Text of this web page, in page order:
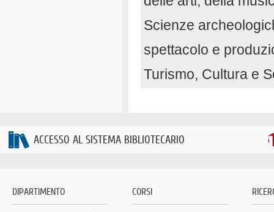
Scienze
spettacolo e
Turismo, Cultura e
ACCESSO AL SISTEMA BIBLIOTECARIO
DIPARTIMENTO CORSI